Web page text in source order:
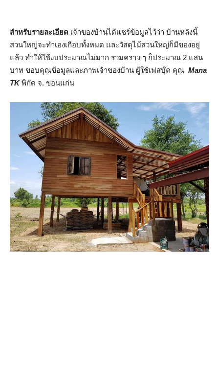
สำหรับรายละเอียด เจ้าของบ้านได้แชร์ข้อมูลไว้ว่า บ้านหลังนี้
สวนใหญ่จะทำเองเกือบทั้งหมด และวัสดุไม้สวนใหญ่ก็มีของอยู่
แล้ว ทำให้ใช้งบประมาณไม่มาก รวมคราว ๆ ก็ประมาณ 2 แสน
บาท ขอบคุณข้อมูลและภาพเจ้าของบ้าน ผู้ใช้เฟสบุ๊ค คุณ Mana
TKพิกัด จ. ขอนแก่น